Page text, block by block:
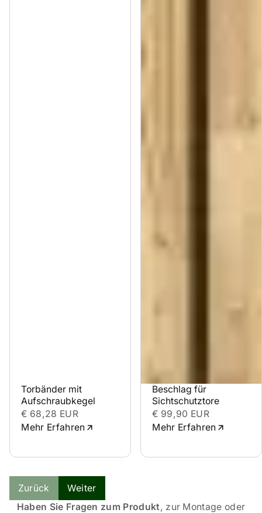
Torbänder mit
Aufschraubkegel
€ 68,28 EUR
Mehr Erfahren
Beschlag für
Sichtschutztore
€ 99,90 EUR
Mehr Erfahren
Zurück
Weiter
Haben Sie Fragen zum Produkt, zur Montage oder